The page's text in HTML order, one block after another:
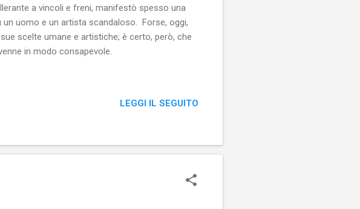
a vincoli e freni, manifestò spesso una
uomo e un artista scandaloso. Forse, oggi,
scelte umane e artistiche; è certo, però, che
in modo consapevole.
LEGGI IL SEGUITO